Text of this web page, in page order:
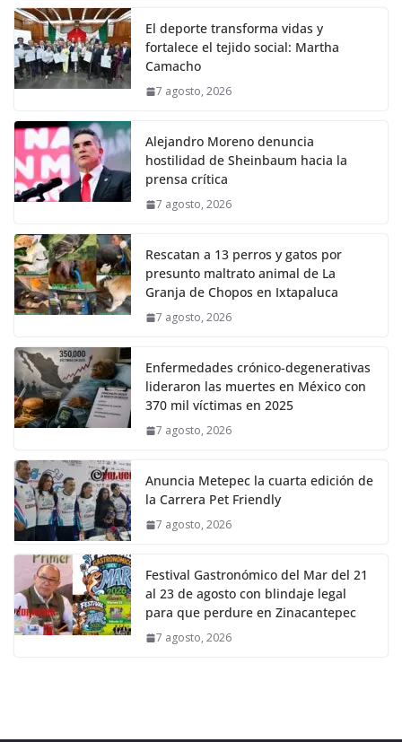
El deporte transforma vidas y
fortalece el tejido social: Martha
Camacho
7 agosto, 2026
Alejandro Moreno denuncia
hostilidad de Sheinbaum hacia la
prensa crítica
7 agosto, 2026
Rescatan a 13 perros y gatos por
presunto maltrato animal de La
Granja de Chopos en Ixtapaluca
7 agosto, 2026
Enfermedades crónico-degenerativas
lideraron las muertes en México con
370 mil víctimas en 2025
7 agosto, 2026
Anuncia Metepec la cuarta edición de
la Carrera Pet Friendly
7 agosto, 2026
Festival Gastronómico del Mar del 21
al 23 de agosto con blindaje legal
para que perdure en Zinacantepec
7 agosto, 2026